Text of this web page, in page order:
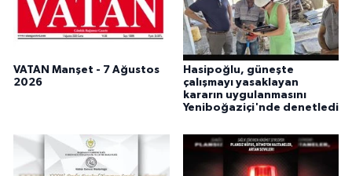
VATAN Manşet - 7 Ağustos
2026
Hasipoğlu, güneşte
çalışmayı yasaklayan
kararın uygulanmasını
Yeniboğaziçi'nde denetledi